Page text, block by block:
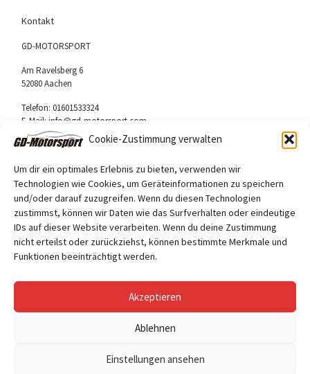
Cookie-Zustimmung verwalten
Um dir ein optimales Erlebnis zu bieten, verwenden wir
Technologien wie Cookies, um Geräteinformationen zu speichern
und/oder darauf zuzugreifen. Wenn du diesen Technologien
zustimmst, können wir Daten wie das Surfverhalten oder eindeutige
IDs auf dieser Website verarbeiten. Wenn du deine Zustimmung
nicht erteilst oder zurückziehst, können bestimmte Merkmale und
Funktionen beeinträchtigt werden.
Akzeptieren
Ablehnen
Einstellungen ansehen
Kontakt
GD-MOTORSPORT
Am Ravelsberg 6
52080 Aachen
Telefon: 01601533324
E-Mail: info@gd-motorsport.com
Folge uns
Facebook